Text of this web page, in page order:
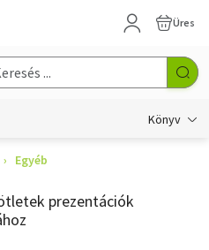
Üres
Könyv
Egyéb
prezentációk